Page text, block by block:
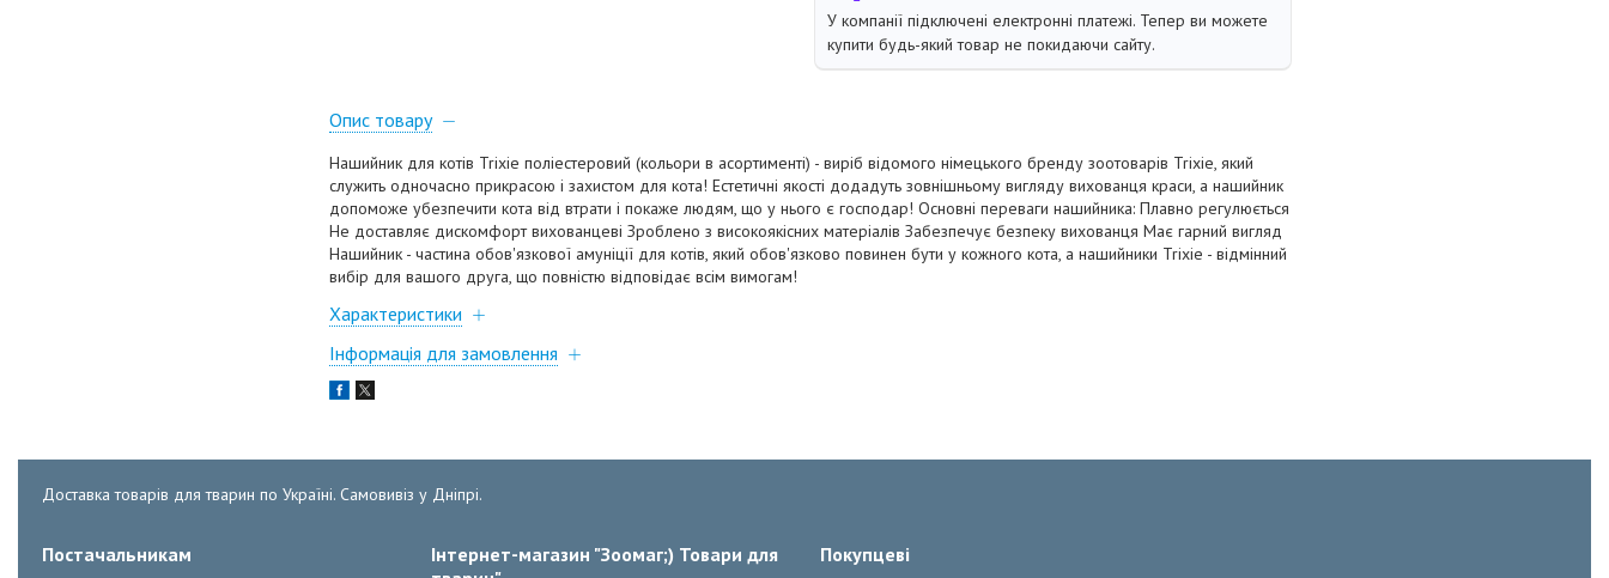
У компанії підключені електронні платежі. Тепер ви можете
купити будь-який товар не покидаючи сайту.
Опис товару
Нашийник для котів Trixie поліестеровий (кольори в асортименті) - виріб відомого німецького бренду зоотоварів Trixie, який
служить одночасно прикрасою і захистом для кота! Естетичні якості додадуть зовнішньому вигляду вихованця краси, а нашийник
допоможе убезпечити кота від втрати і покаже людям, що у нього є господар! Основні переваги нашийника: Плавно регулюється
Не доставляє дискомфорт вихованцеві Зроблено з високоякісних матеріалів Забезпечує безпеку вихованця Має гарний вигляд
Нашийник - частина обов'язкової амуніції для котів, який обов'язково повинен бути у кожного кота, а нашийники Trixie - відмінний
вибір для вашого друга, що повністю відповідає всім вимогам!
Характеристики
Інформація для замовлення
Доставка товарів для тварин по Україні. Самовивіз у Дніпрі.
Постачальникам
Інтернет-магазин "Зоомаг;) Товари для
Покупцеві